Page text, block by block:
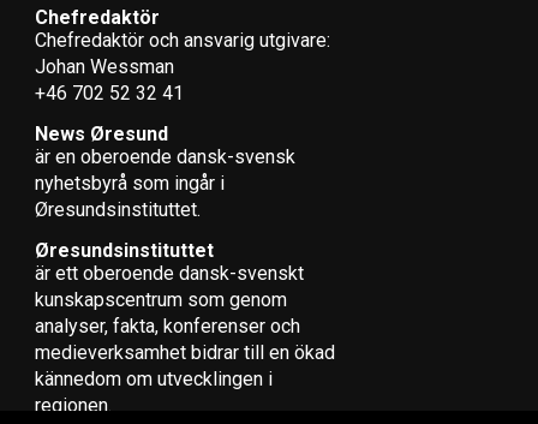
hävdats att agerandet var ett danskt krigsbrott, men
frågan har aldrig diskuterats nämnvärt i Danmark.
Kanske blir det ändring på det när Martin Zandvliets
film ”Under sanden” får premiär. Filmen visar hur tyska
pojkar i åldrarna 15-20 år tvingades ut på de livsfarliga
stränderna för att oskadliggöra de dolda vapnen.
Under sanden. Dansk biopremiär: 3 december.
Nötknäpparen. Foto: Det Kongelige Teater
Chefredaktör
Chefredaktör och ansvarig utgivare:
Johan Wessman
+46 702 52 32 41
News Øresund
är en oberoende dansk-svensk
nyhets­byrå som ingår i
Øresundsinstituttet.
Øresundsinstituttet
är ett oberoende dansk-svenskt
kunskapscentrum som genom
analyser, fakta, konferenser och
medieverksamhet bidrar till en ökad
kännedom om utvecklingen i
regionen.